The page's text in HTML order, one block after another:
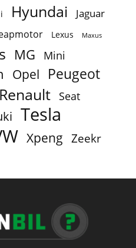
Hyundai Jaguar
Lexus Maxus
MG Mini
Opel Peugeot
Renault Seat
Tesla
Xpeng Zeekr